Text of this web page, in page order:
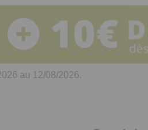
Notre produit du
Notre produit du
Notre produit du
Notre produit du
Notre produit du
Notre produit du
au 12/08/2026.